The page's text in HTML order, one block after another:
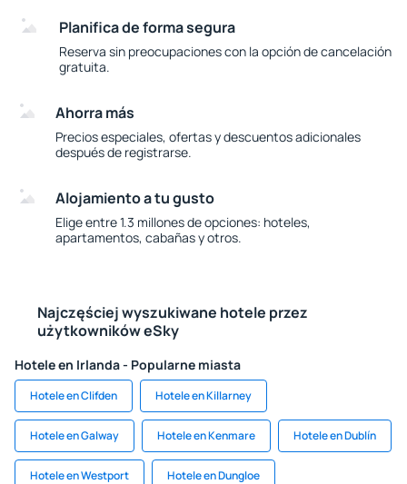
Planifica de forma segura
Reserva sin preocupaciones con la opción de cancelación
gratuita.
Ahorra más
Precios especiales, ofertas y descuentos adicionales
después de registrarse.
Alojamiento a tu gusto
Elige entre 1.3 millones de opciones: hoteles,
apartamentos, cabañas y otros.
Najczęściej wyszukiwane hotele przez
użytkowników eSky
Hotele en Irlanda - Popularne miasta
Hotele en Clifden Hotele en Killarney
Hotele en Galway Hotele en Kenmare Hotele en Dublín
Hotele en Westport Hotele en Dungloe